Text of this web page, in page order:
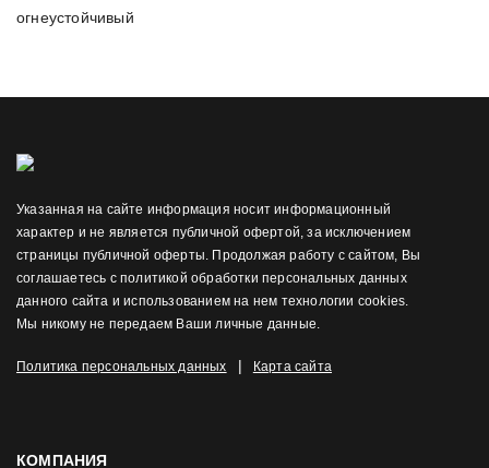
огнеустойчивый
Указанная на сайте информация носит информационный
характер и не является публичной офертой, за исключением
страницы публичной оферты. Продолжая работу с сайтом, Вы
соглашаетесь с политикой обработки персональных данных
данного сайта и использованием на нем технологии cookies.
Мы никому не передаем Ваши личные данные.
Политика персональных данных | Карта сайта
КОМПАНИЯ